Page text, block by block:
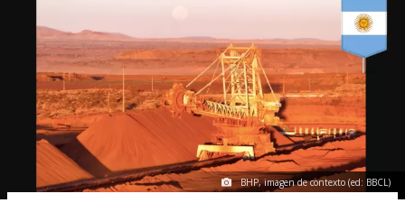
BHP, imagen de contexto (ed: BBCL)